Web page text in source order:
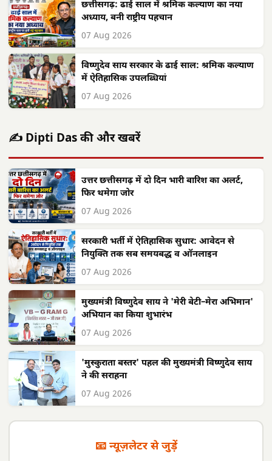
छत्तीसगढ़: ढाई साल में श्रमिक कल्याण का नया
अध्याय, बनी राष्ट्रीय पहचान
07 Aug 2026
विष्णुदेव साय सरकार के ढाई साल: श्रमिक कल्याण
में ऐतिहासिक उपलब्धियां
07 Aug 2026
✍️ Dipti Das की और खबरें
उत्तर छत्तीसगढ़ में दो दिन भारी बारिश का अलर्ट,
फिर थमेगा जोर
07 Aug 2026
सरकारी भर्ती में ऐतिहासिक सुधार: आवेदन से
नियुक्ति तक सब समयबद्ध व ऑनलाइन
07 Aug 2026
मुख्यमंत्री विष्णुदेव साय ने 'मेरी बेटी–मेरा अभिमान'
अभियान का किया शुभारंभ
07 Aug 2026
'मुस्कुराता बस्तर' पहल की मुख्यमंत्री विष्णुदेव साय
ने की सराहना
07 Aug 2026
📧 न्यूज़लेटर से जुड़ें